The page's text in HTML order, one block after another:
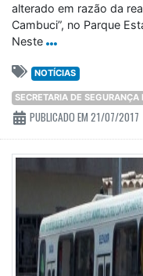
alterado em razão da
Cambuci”, no Parque
Neste
NOTÍCIAS
SECRETARIA DE
PUBLICADO EM 21/07/2017